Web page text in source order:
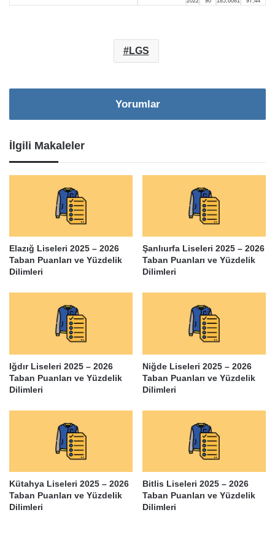
LGS
Yorumlar
İlgili Makaleler
Elazığ Liseleri 2025 – 2026
Taban Puanları ve Yüzdelik
Dilimleri
Şanlıurfa Liseleri 2025 – 2026
Taban Puanları ve Yüzdelik
Dilimleri
Iğdır Liseleri 2025 – 2026
Taban Puanları ve Yüzdelik
Dilimleri
Niğde Liseleri 2025 – 2026
Taban Puanları ve Yüzdelik
Dilimleri
Kütahya Liseleri 2025 – 2026
Taban Puanları ve Yüzdelik
Dilimleri
Bitlis Liseleri 2025 – 2026
Taban Puanları ve Yüzdelik
Dilimleri